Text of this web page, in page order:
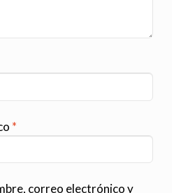
*
correo electrónico y